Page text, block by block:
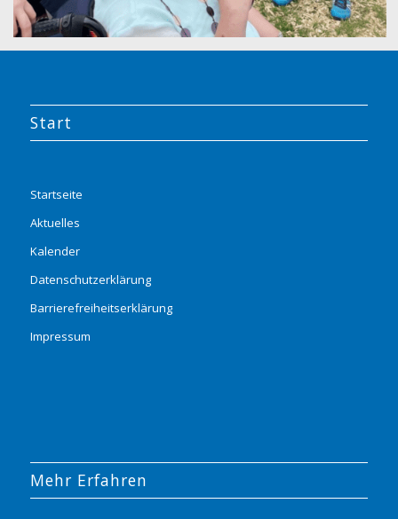
Start
Startseite
Aktuelles
Kalender
Datenschutzerklärung
Barrierefreiheitserklärung
Impressum
Mehr Erfahren